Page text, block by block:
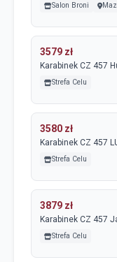
Salon Broni
3579 zł
Karabinek CZ 457
Strefa Celu
3580 zł
Karabinek CZ 457
Strefa Celu
3879 zł
Karabinek CZ 457
Strefa Celu